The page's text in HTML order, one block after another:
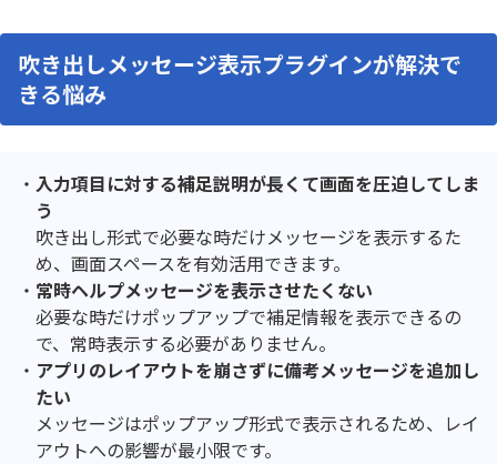
吹き出しメッセージ表示プラグインが解決で
きる悩み
入力項目に対する補足説明が長くて画面を圧迫してしま
う
吹き出し形式で必要な時だけメッセージを表示するた
め、画面スペースを有効活用できます。
常時ヘルプメッセージを表示させたくない
必要な時だけポップアップで補足情報を表示できるの
で、常時表示する必要がありません。
アプリのレイアウトを崩さずに備考メッセージを追加し
たい
メッセージはポップアップ形式で表示されるため、レイ
アウトへの影響が最小限です。